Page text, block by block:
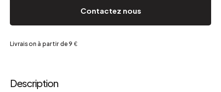
Contactez nous
Livraison à partir de 9 €
Description